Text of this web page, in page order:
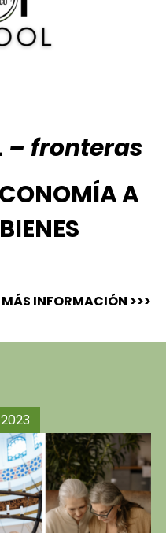
– fronteras
A
INFORMACIÓN >>>